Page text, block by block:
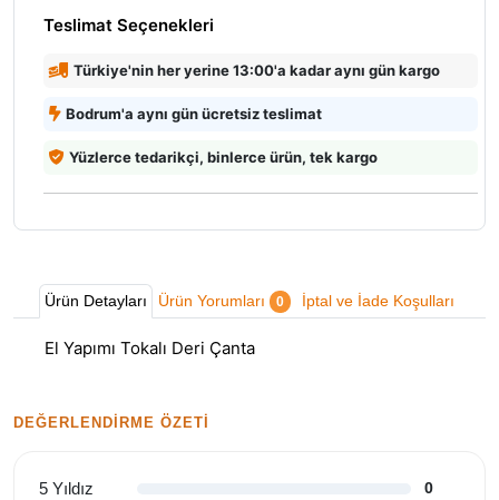
Teslimat Seçenekleri
Türkiye'nin her yerine 13:00'a kadar aynı gün kargo
Bodrum'a aynı gün ücretsiz teslimat
Yüzlerce tedarikçi, binlerce ürün, tek kargo
Ürün Detayları Ürün Yorumları 0 İptal ve İade Koşulları
El Yapımı Tokalı Deri Çanta
DEĞERLENDIRME ÖZETI
5 Yıldız 0